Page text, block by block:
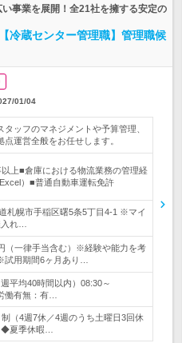
事業を展開！全21社を擁する安定の
冷蔵センター管理職】管理職候
01/04
ッフのマネジメントや予算管理、
運営全般をお任せします。
上■倉庫における物流業務の管理経
）■普通自動車運転免許
札幌市手稲区曙5条5丁目4-1 ※マイ
れ…
（一律手当含む）※経験や能力を考
用期間6ヶ月あり…
平均40時間以内）08:30～
働有無：有…
（4週7休／4週のうち土曜日3回休
夏季休暇…